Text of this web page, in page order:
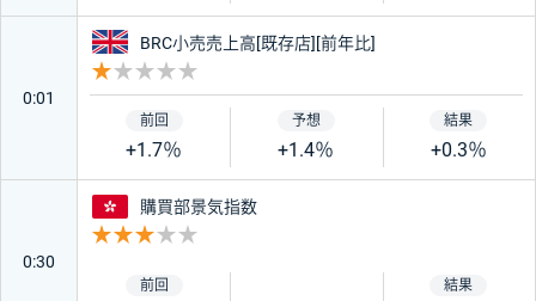
0:01
イギリス
BRC小売売上高[既存店][前年比]
+1.7％ +1.4％ +0.3％
0:30
香港
購買部景気指数